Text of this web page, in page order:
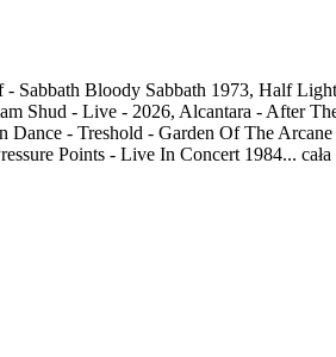
Sabbath Bloody Sabbath 1973, Half
Shud - Live - 2026, Alcantara - After
- Treshold - Garden Of The
Points - Live In Concert 1984...